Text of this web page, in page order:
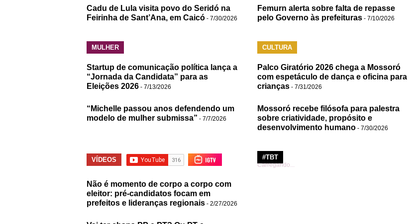
Cadu de Lula visita povo do Seridó na
Feirinha de Sant’Ana, em Caicó - 7/30/2026
Femurn alerta sobre falta de repasse
pelo Governo às prefeituras - 7/10/2026
MULHER
Startup de comunicação política lança a
“Jornada da Candidata” para as
Eleições 2026 - 7/13/2026
“Michelle passou anos defendendo um
modelo de mulher submissa” - 7/7/2026
CULTURA
Palco Giratório 2026 chega a Mossoró
com espetáculo de dança e oficina para
crianças - 7/31/2026
Mossoró recebe filósofa para palestra
sobre criatividade, propósito e
desenvolvimento humano - 7/30/2026
VÍDEOS
Não é momento de corpo a corpo com
eleitor: pré-candidatos focam em
prefeitos e lideranças regionais - 2/27/2026
#TBT
Carregando...